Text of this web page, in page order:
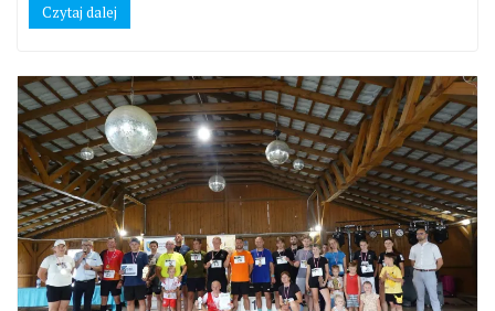
Czytaj dalej